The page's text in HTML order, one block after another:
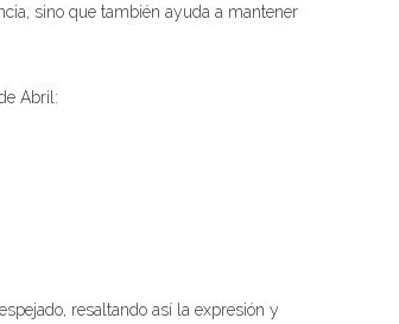
sino que también ayuda a mantener
Abril:
resaltando así la expresión y